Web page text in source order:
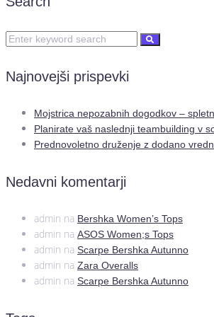
Najnovejši prispevki
Mojstrica nepozabnih dogodkov –
Planirate vaš naslednji teambuilding v
Prednovoletno druženje z dodano
Nedavni komentarji
admin na Bershka Women’s Tops
admin na ASOS Women;s Tops
admin na Scarpe Bershka Autunno
admin na Zara Overalls
admin na Scarpe Bershka Autunno